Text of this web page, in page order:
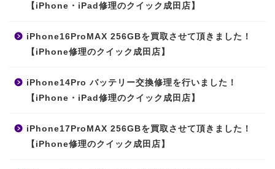
【iPhone・iPad修理のクイック成田店】
iPhone16ProMAX 256GBを買取させて頂きました！
【iPhone修理のクイック成田店】
iPhone14Pro バッテリー交換修理を行いました！
【iPhone・iPad修理のクイック成田店】
iPhone17ProMAX 256GBを買取させて頂きました！
【iPhone修理のクイック成田店】